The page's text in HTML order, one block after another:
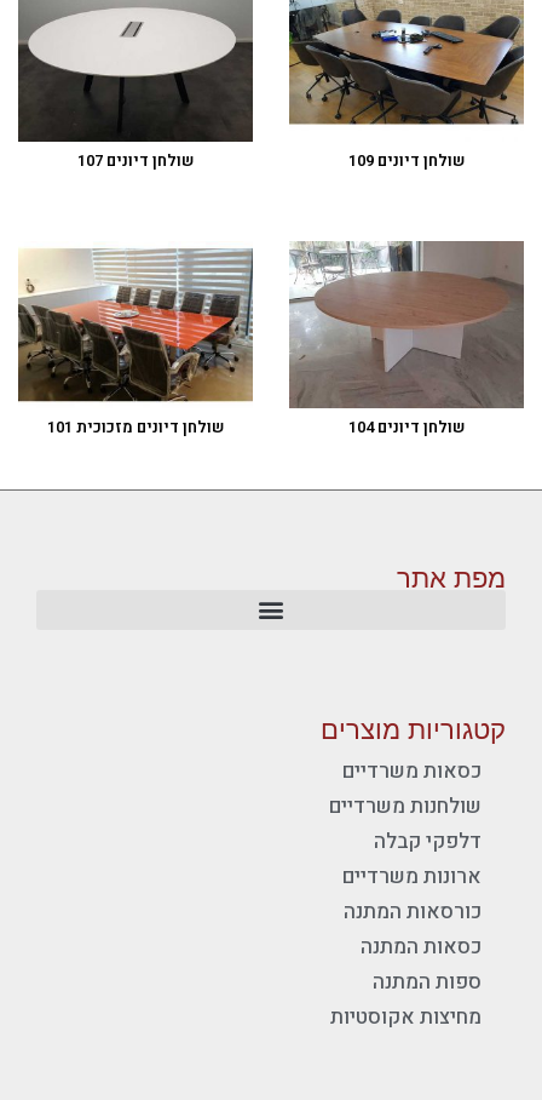
שולחן דיונים 109 שולחן דיונים 107
שולחן דיונים 104 שולחן דיונים מזכוכית 101
מפת אתר
קטגוריות מוצרים
כסאות משרדיים
שולחנות משרדיים
דלפקי קבלה
ארונות משרדיים
כורסאות המתנה
כסאות המתנה
ספות המתנה
מחיצות אקוסטיות